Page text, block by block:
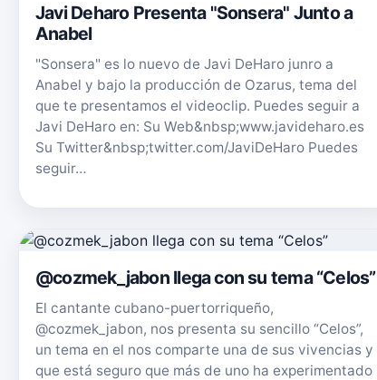
Javi Deharo Presenta "Sonsera" Junto a
Anabel
"Sonsera" es lo nuevo de Javi DeHaro junro a
Anabel y bajo la producción de Ozarus, tema del
que te presentamos el videoclip. Puedes seguir a
Javi DeHaro en: Su Web&nbsp;www.javideharo.es
Su Twitter&nbsp;twitter.com/JaviDeHaro Puedes
seguir…
@cozmek_jabon llega con su tema “Celos”
El cantante cubano-puertorriqueño,
@cozmek_jabon, nos presenta su sencillo “Celos”,
un tema en el nos comparte una de sus vivencias y
que está seguro que más de uno ha experimentado